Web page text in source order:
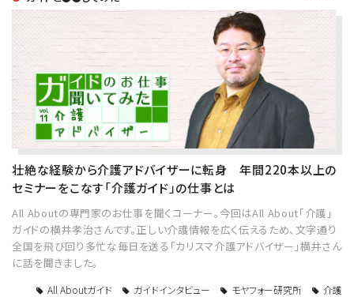
壮絶な経験から介護アドバイザーに転身 年間220本以上の
セミナーをこなす「介護ガイド」の仕事とは
All Aboutの専門家のお仕事を聞くコーナー。今回はAll About「介護」
ガイドの横井孝治さんです。正しい介護情報を広く伝えるため、文字通り
全国を飛び回り多忙な毎日を送る「カリスマ介護アドバイザー」横井さん
に話を聞きました。
All Aboutガイド ガイドインタビュー モヤフォー研究所
介護